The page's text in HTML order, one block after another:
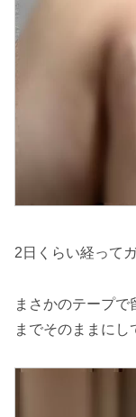
2日くらい経って
まさかのテープ
までそのままにし